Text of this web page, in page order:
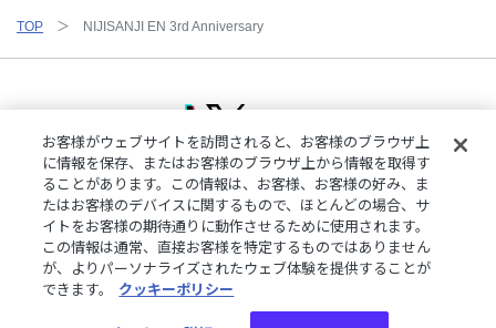
TOP NIJISANJI EN 3rd Anniversary
ご利用規約プライバシーポリシー
特定商取引法に基づく表記
ご利用ガイドよくある質問お問い合わせにじさんじ公式サイト
クッキーの詳細
お客様がウェブサイトを訪問されると、お客様のブラウザ上
に情報を保存、またはお客様のブラウザ上から情報を取得す
ることがあります。この情報は、お客様、お客様の好み、ま
たはお客様のデバイスに関するもので、ほとんどの場合、サ
イトをお客様の期待通りに動作させるために使用されます。
この情報は通常、直接お客様を特定するものではありません
が、よりパーソナライズされたウェブ体験を提供することが
できます。
クッキーポリシー